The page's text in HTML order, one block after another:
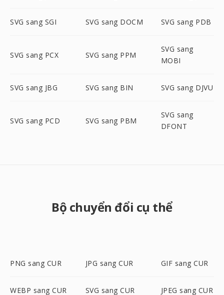
SVG sang SGI SVG sang DOCM SVG sang PDB
SVG sang PCX SVG sang PPM
SVG sang
MOBI
SVG sang JBG SVG sang BIN SVG sang DJVU
SVG sang PCD SVG sang PBM
SVG sang
DFONT
Bộ chuyển đổi cụ thể
PNG sang CUR JPG sang CUR GIF sang CUR
WEBP sang CUR SVG sang CUR JPEG sang CUR